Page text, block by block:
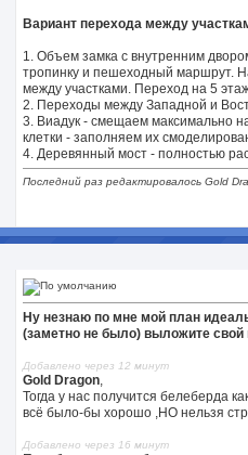
Вариант перехода между
1. Объем замка с внутренним
тропинку и пешеходный маршрут.
между участками. Переход на 5
2. Переходы между Западной и
3. Виадук - смещаем максимально
клетки - заполняем их
4. Деревянный мост - полностью
Последний раз редактировалось Gold
Ну незнаю по мне мой план
(заметно не было) выложите
Добавлено через 12 минут
Gold Dragon,
Тогда у нас получится белеберда
всё было-бы хорошо ,НО нельзя
Добавлено через 16 минут